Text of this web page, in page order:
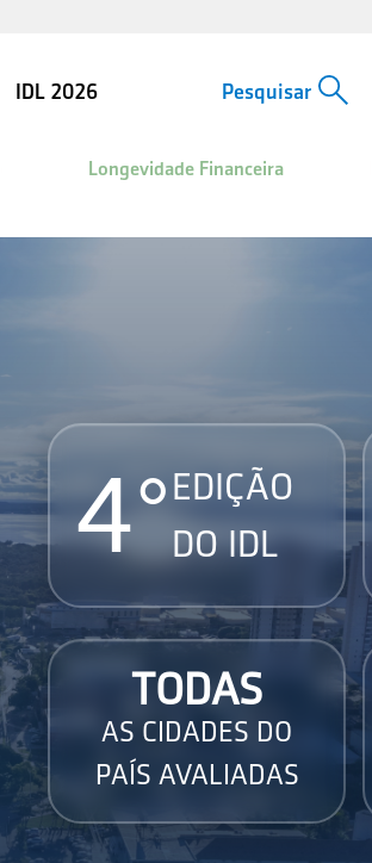
IDL 2026
Longevidade Financeira
4° EDIÇÃO
DO IDL
TODAS
AS CIDADES DO
PAÍS AVALIADAS